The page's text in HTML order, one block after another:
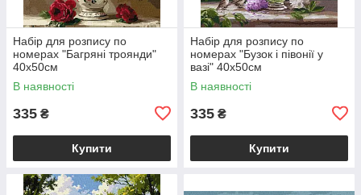
Набір для розпису по
номерах "Багряні троянди"
40х50см
В наявності
335 ₴
Купити
Набір для розпису по
номерах "Бузок і півонії у
вазі" 40х50см
В наявності
335 ₴
Купити